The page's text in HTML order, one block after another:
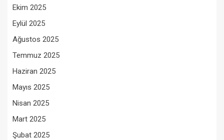
Ekim 2025
Eylül 2025
Ağustos 2025
Temmuz 2025
Haziran 2025
Mayıs 2025
Nisan 2025
Mart 2025
Şubat 2025